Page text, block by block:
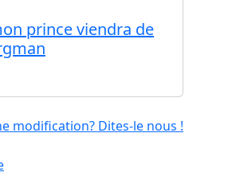
prince viendra de
modification? Dites-le nous !